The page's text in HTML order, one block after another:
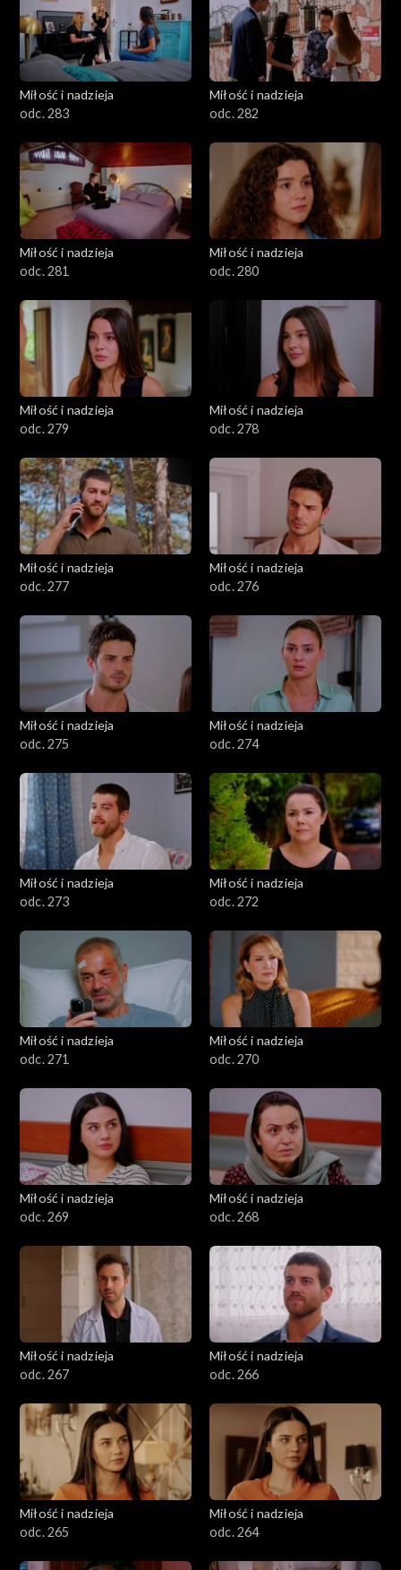
Miłość i nadzieja
odc. 283
Miłość i nadzieja
odc. 282
Miłość i nadzieja
odc. 281
Miłość i nadzieja
odc. 280
Miłość i nadzieja
odc. 279
Miłość i nadzieja
odc. 278
Miłość i nadzieja
odc. 277
Miłość i nadzieja
odc. 276
Miłość i nadzieja
odc. 275
Miłość i nadzieja
odc. 274
Miłość i nadzieja
odc. 273
Miłość i nadzieja
odc. 272
Miłość i nadzieja
odc. 271
Miłość i nadzieja
odc. 270
Miłość i nadzieja
odc. 269
Miłość i nadzieja
odc. 268
Miłość i nadzieja
odc. 267
Miłość i nadzieja
odc. 266
Miłość i nadzieja
odc. 265
Miłość i nadzieja
odc. 264